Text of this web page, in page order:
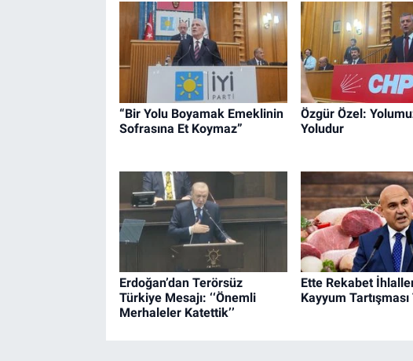
“Bir Yolu Boyamak Emeklinin
Sofrasına Et Koymaz”
Özgür Özel:
Yoludur
Erdoğan’dan Terörsüz
Türkiye Mesajı: ‘‘Önemli
Merhaleler Katettik’’
Ette Rekabet
Kayyum Tartışması